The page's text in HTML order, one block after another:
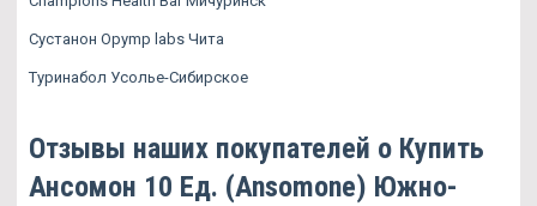
Сустанон Opymp labs Чита
Туринабол Усолье-Сибирское
Отзывы наших покупателей о Купить
Ансомон 10 Ед. (Ansomone) Южно-